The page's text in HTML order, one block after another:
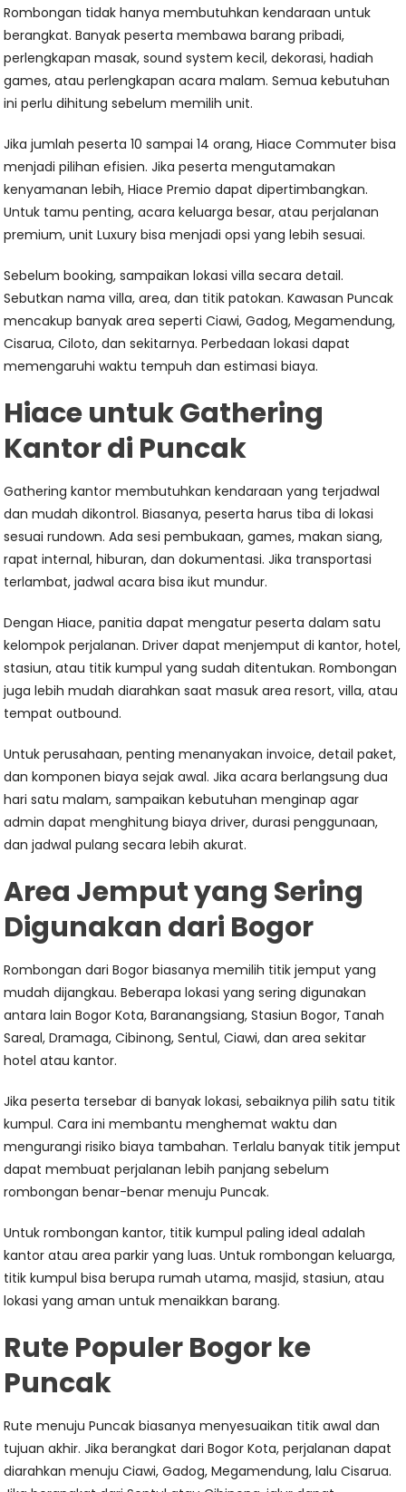
Rombongan tidak hanya membutuhkan kendaraan untuk
berangkat. Banyak peserta membawa barang pribadi,
perlengkapan masak, sound system kecil, dekorasi, hadiah
games, atau perlengkapan acara malam. Semua kebutuhan
ini perlu dihitung sebelum memilih unit.
Jika jumlah peserta 10 sampai 14 orang, Hiace Commuter bisa
menjadi pilihan efisien. Jika peserta mengutamakan
kenyamanan lebih, Hiace Premio dapat dipertimbangkan.
Untuk tamu penting, acara keluarga besar, atau perjalanan
premium, unit Luxury bisa menjadi opsi yang lebih sesuai.
Sebelum booking, sampaikan lokasi villa secara detail.
Sebutkan nama villa, area, dan titik patokan. Kawasan Puncak
mencakup banyak area seperti Ciawi, Gadog, Megamendung,
Cisarua, Ciloto, dan sekitarnya. Perbedaan lokasi dapat
memengaruhi waktu tempuh dan estimasi biaya.
Hiace untuk Gathering
Kantor di Puncak
Gathering kantor membutuhkan kendaraan yang terjadwal
dan mudah dikontrol. Biasanya, peserta harus tiba di lokasi
sesuai rundown. Ada sesi pembukaan, games, makan siang,
rapat internal, hiburan, dan dokumentasi. Jika transportasi
terlambat, jadwal acara bisa ikut mundur.
Dengan Hiace, panitia dapat mengatur peserta dalam satu
kelompok perjalanan. Driver dapat menjemput di kantor, hotel,
stasiun, atau titik kumpul yang sudah ditentukan. Rombongan
juga lebih mudah diarahkan saat masuk area resort, villa, atau
tempat outbound.
Untuk perusahaan, penting menanyakan invoice, detail paket,
dan komponen biaya sejak awal. Jika acara berlangsung dua
hari satu malam, sampaikan kebutuhan menginap agar
admin dapat menghitung biaya driver, durasi penggunaan,
dan jadwal pulang secara lebih akurat.
Area Jemput yang Sering
Digunakan dari Bogor
Rombongan dari Bogor biasanya memilih titik jemput yang
mudah dijangkau. Beberapa lokasi yang sering digunakan
antara lain Bogor Kota, Baranangsiang, Stasiun Bogor, Tanah
Sareal, Dramaga, Cibinong, Sentul, Ciawi, dan area sekitar
hotel atau kantor.
Jika peserta tersebar di banyak lokasi, sebaiknya pilih satu titik
kumpul. Cara ini membantu menghemat waktu dan
mengurangi risiko biaya tambahan. Terlalu banyak titik jemput
dapat membuat perjalanan lebih panjang sebelum
rombongan benar-benar menuju Puncak.
Untuk rombongan kantor, titik kumpul paling ideal adalah
kantor atau area parkir yang luas. Untuk rombongan keluarga,
titik kumpul bisa berupa rumah utama, masjid, stasiun, atau
lokasi yang aman untuk menaikkan barang.
Rute Populer Bogor ke
Puncak
Rute menuju Puncak biasanya menyesuaikan titik awal dan
tujuan akhir. Jika berangkat dari Bogor Kota, perjalanan dapat
diarahkan menuju Ciawi, Gadog, Megamendung, lalu Cisarua.